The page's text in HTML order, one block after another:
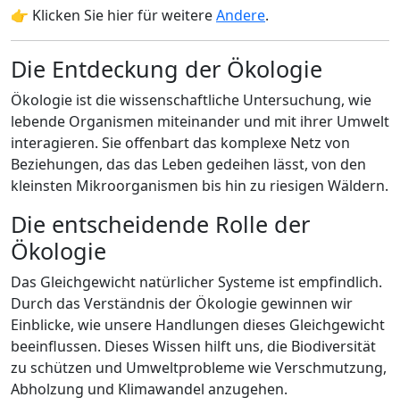
👉 Klicken Sie hier für weitereAndere.
Die Entdeckung der Ökologie
Ökologie ist die wissenschaftliche Untersuchung, wie
lebende Organismen miteinander und mit ihrer Umwelt
interagieren. Sie offenbart das komplexe Netz von
Beziehungen, das das Leben gedeihen lässt, von den
kleinsten Mikroorganismen bis hin zu riesigen Wäldern.
Die entscheidende Rolle der
Ökologie
Das Gleichgewicht natürlicher Systeme ist empfindlich.
Durch das Verständnis der Ökologie gewinnen wir
Einblicke, wie unsere Handlungen dieses Gleichgewicht
beeinflussen. Dieses Wissen hilft uns, die Biodiversität
zu schützen und Umweltprobleme wie Verschmutzung,
Abholzung und Klimawandel anzugehen.